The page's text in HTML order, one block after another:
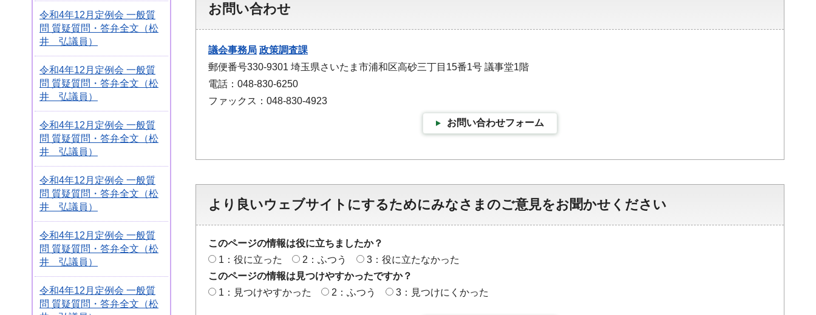
令和4年12月定例会 一般質
問 質疑質問・答弁全文（松
井 弘議員）
令和4年12月定例会 一般質
問 質疑質問・答弁全文（松
井 弘議員）
令和4年12月定例会 一般質
問 質疑質問・答弁全文（松
井 弘議員）
令和4年12月定例会 一般質
問 質疑質問・答弁全文（松
井 弘議員）
令和4年12月定例会 一般質
問 質疑質問・答弁全文（松
井 弘議員）
令和4年12月定例会 一般質
問 質疑質問・答弁全文（松
お問い合わせ
議会事務局 政策調査課
郵便番号330-9301 埼玉県さいたま市浦和区高砂三丁目15番1号 議事堂1階
電話：048-830-6250
ファックス：048-830-4923
お問い合わせフォーム
より良いウェブサイトにするためにみなさまのご意見をお聞かせください
このページの情報は役に立ちましたか？
1：役に立った
2：ふつう
3：役に立たなかった
このページの情報は見つけやすかったですか？
1：見つけやすかった
2：ふつう 3：見つけにくかった